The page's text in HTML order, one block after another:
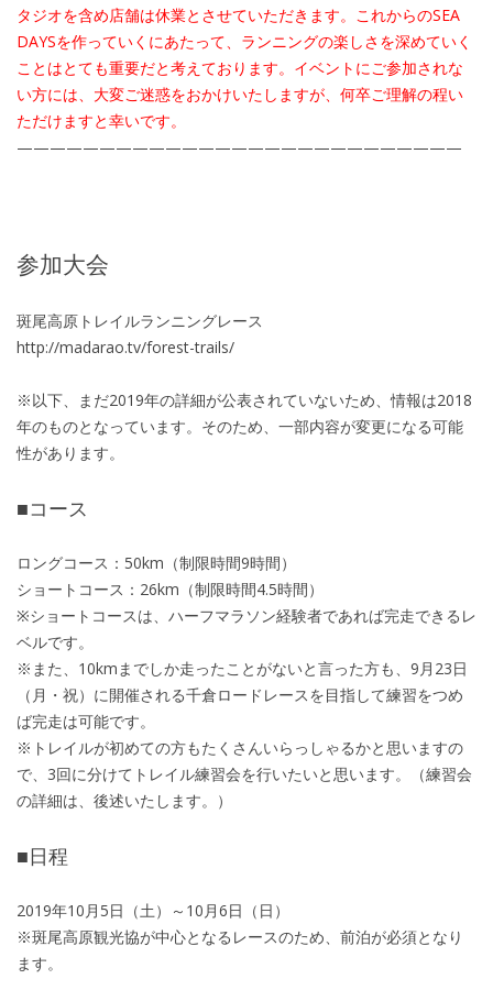
タジオを含め店舗は休業とさせていただきます。これからのSEA
DAYSを作っていくにあたって、ランニングの楽しさを深めていく
ことはとても重要だと考えております。イベントにご参加されな
い方には、大変ご迷惑をおかけいたしますが、何卒ご理解の程い
ただけますと幸いです。
———————————————————————————
参加大会
斑尾高原トレイルランニングレース
http://madarao.tv/forest-trails/
※以下、まだ2019年の詳細が公表されていないため、情報は2018
年のものとなっています。そのため、一部内容が変更になる可能
性があります。
■コース
ロングコース：50km（制限時間9時間）
ショートコース：26km（制限時間4.5時間）
※ショートコースは、ハーフマラソン経験者であれば完走できるレ
ベルです。
※また、10kmまでしか走ったことがないと言った方も、9月23日
（月・祝）に開催される千倉ロードレースを目指して練習をつめ
ば完走は可能です。
※トレイルが初めての方もたくさんいらっしゃるかと思いますの
で、3回に分けてトレイル練習会を行いたいと思います。（練習会
の詳細は、後述いたします。）
■日程
2019年10月5日（土）～10月6日（日）
※斑尾高原観光協が中心となるレースのため、前泊が必須となり
ます。